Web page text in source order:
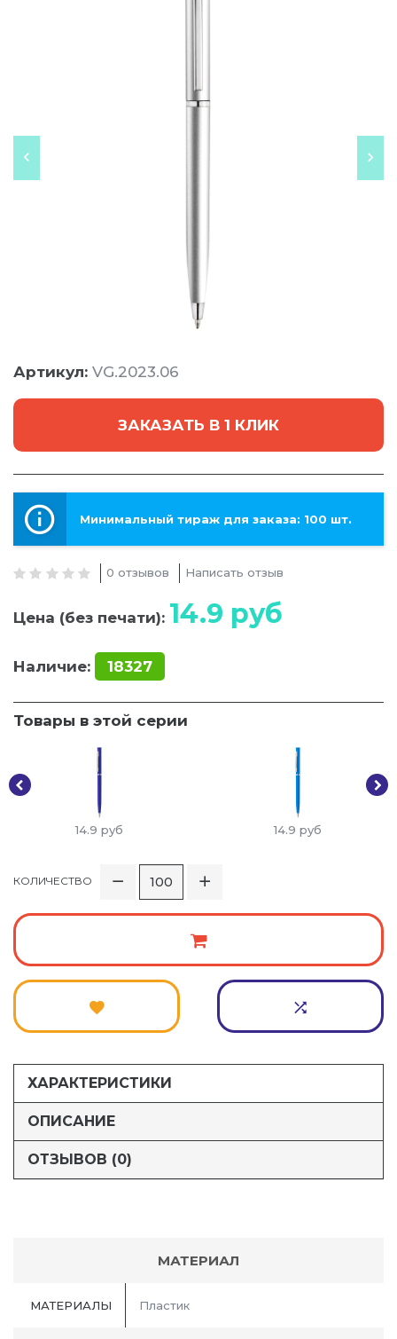
Артикул: VG.2023.06
ЗАКАЗАТЬ В 1 КЛИК
Минимальный тираж для заказа: 100 шт.
0 отзывов Написать отзыв
Цена (без печати): 14.9 руб
Наличие: 18327
Товары в этой серии
14.9 руб 14.9 руб
КОЛИЧЕСТВО
ХАРАКТЕРИСТИКИ
ОПИСАНИЕ
ОТЗЫВОВ (0)
МАТЕРИАЛ
МАТЕРИАЛЫ Пластик